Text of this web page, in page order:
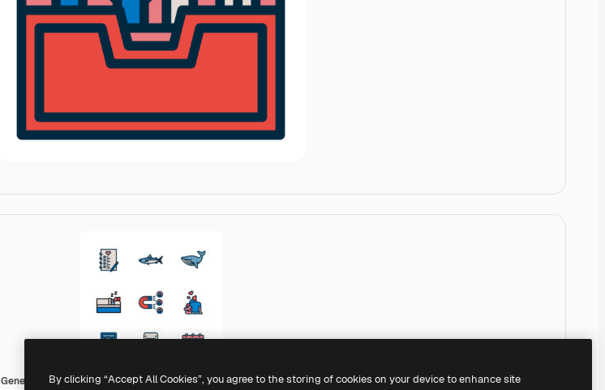
Generic Outline ColorBy clicking “Accept All Cookies”, you agree to the storing of cookies on your device to enhance site